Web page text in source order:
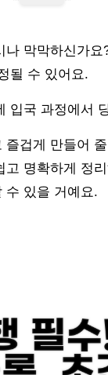
막막하신가
될 수 있어요.
입국 과정에서
겁게 만들어
명확하게 정
수 있을 거예요.